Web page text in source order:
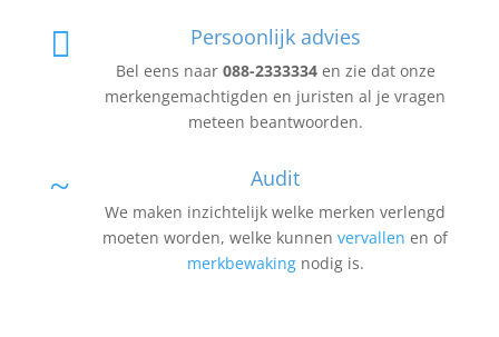
 Persoonlijk advies
Bel eens naar 088-2333334en zie dat onze
merkengemachtigden en juristen al je vragen
meteen beantwoorden.
~ Audit
We maken inzichtelijk welke merken verlengd
moeten worden, welke kunnenvervallen en of
merkbewakingnodig is.